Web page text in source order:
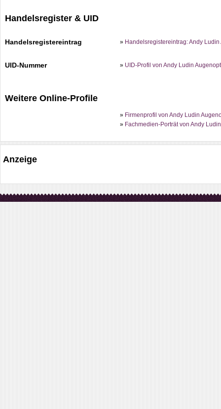
Handelsregister & UID
Handelsregistereintrag » Handelsregistereintrag: Andy
UID-Nummer » UID-Profil von Andy Ludin
Weitere Online-Profile
» Firmenprofil von Andy Ludin
» Fachmedien-Porträt von Andy
Anzeige